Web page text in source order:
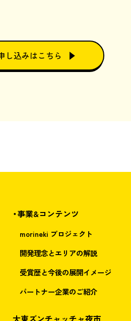
し込みはこちら
・事業&コンテンツ
morineki プロジェクト
開発理念とエリアの解説
受賞歴と今後の展開イメージ
パートナー企業のご紹介
大東ズンチャッチャ夜市